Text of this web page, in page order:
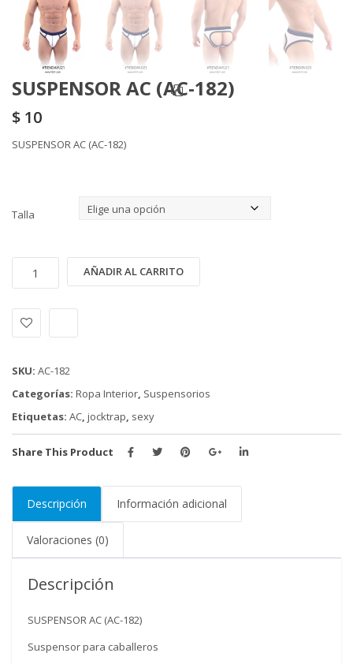
SUSPENSOR AC (AC-182)
$ 10
SUSPENSOR AC (AC-182)
Talla
182)
cantidad
AÑADIR AL CARRITO
SKU: AC-182
Categorías: Ropa Interior Suspensorios
Etiquetas: AC jocktrap sexy
Share This Product
Descripción Información adicional
Valoraciones (0)
Descripción
SUSPENSOR AC (AC-182)
Suspensor para caballeros